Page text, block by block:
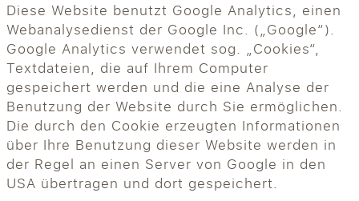
Diese Website benutzt Google Analytics, einen
Webanalysedienst der Google Inc. („Google“).
Google Analytics verwendet sog. „Cookies“,
Textdateien, die auf Ihrem Computer
gespeichert werden und die eine Analyse der
Benutzung der Website durch Sie ermöglichen.
Die durch den Cookie erzeugten Informationen
über Ihre Benutzung dieser Website werden in
der Regel an einen Server von Google in den
USA übertragen und dort gespeichert.